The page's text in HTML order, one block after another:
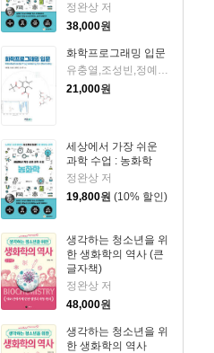
정완상 저
38,000원
화학프로그래밍 입문
유충열,조성빈,정예진,김시연 저
21,000원
세상에서 가장 쉬운
과학 수업 : 농화학
정완상 저
19,800원 (10% 할인)
생각하는 청소년을 위
한 생화학의 역사 (큰
글자책)
정완상 저
48,000원
생각하는 청소년을 위
한 생화학의 역사